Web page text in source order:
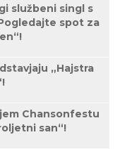
službeni singl s
spot za
„Hajstra
Chansonfestu
san“!